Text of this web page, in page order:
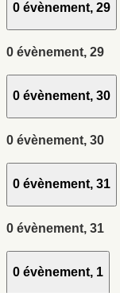
0 évènement, 29
0 évènement, 29
0 évènement, 30
0 évènement, 30
0 évènement, 31
0 évènement, 31
0 évènement, 1